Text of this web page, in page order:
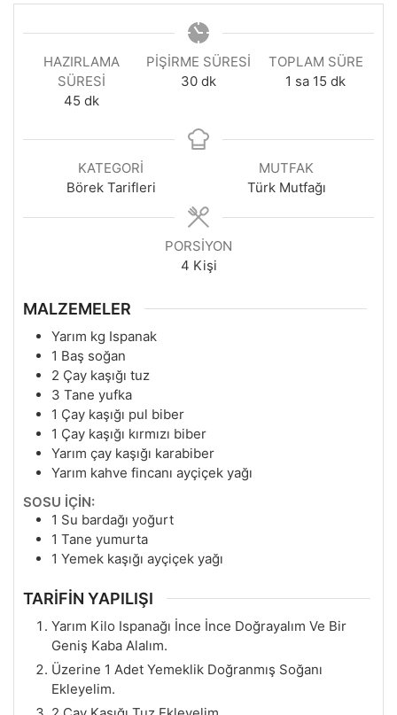
HAZIRLAMA
SÜRESI
45 dakika
dk
PIŞIRME SÜRESI
30dakika
dk
TOPLAM SÜRE
1 saat
sa 15 dakika
dk
KATEGORI
Börek Tarifleri
MUTFAK
Türk Mutfağı
PORSIYON
4 Kişi
MALZEMELER
Yarım kg Ispanak
1 Baş soğan
2 Çay kaşığı tuz
3 Tane yufka
1 Çay kaşığı pul biber
1 Çay kaşığı kırmızı biber
Yarım çay kaşığı karabiber
Yarım kahve fincanı ayçiçek yağı
SOSU İÇİN:
1 Su bardağı yoğurt
1 Tane yumurta
1 Yemek kaşığı ayçiçek yağı
TARİFİN YAPILIŞI
Yarım Kilo Ispanağı İnce İnce Doğrayalım Ve Bir
Geniş Kaba Alalım.
Üzerine 1 Adet Yemeklik Doğranmış Soğanı
Ekleyelim.